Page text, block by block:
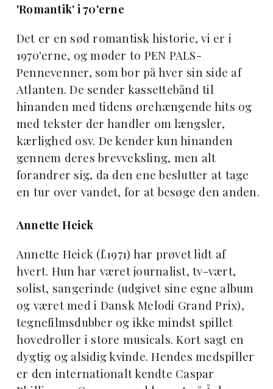
'Romantik' i 70'erne
Det er en sød romantisk historie, vi er i
1970'erne, og møder to PEN PALS-
Pennevenner, som bor på hver sin side af
Atlanten. De sender kassettebånd til
hinanden med tidens ørehængende hits og
med tekster der handler om længsler,
kærlighed osv. De kender kun hinanden
gennem deres brevveksling, men alt
forandrer sig, da den ene beslutter at tage
en tur over vandet, for at besøge den anden.
Annette Heick
Annette Heick (f.1971) har prøvet lidt af
hvert. Hun har været journalist, tv-vært,
solist, sangerinde (udgivet sine egne album
og været med i Dansk Melodi Grand Prix),
tegnefilmsdubber og ikke mindst spillet
hovedroller i store musicals. Kort sagt en
dygtig og alsidig kvinde. Hendes medspiller
er den internationalt kendte Caspar